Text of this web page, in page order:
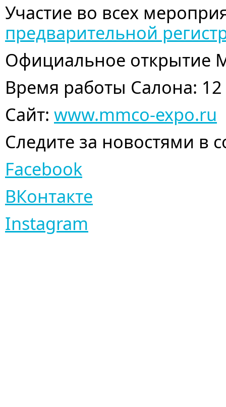
Участие во всех
предварительной
Официальное открытие
Время работы Салона: 12
Сайт: www.mmco-expo.ru
Следите за новостями в
Facebook
ВКонтакте
Instagram